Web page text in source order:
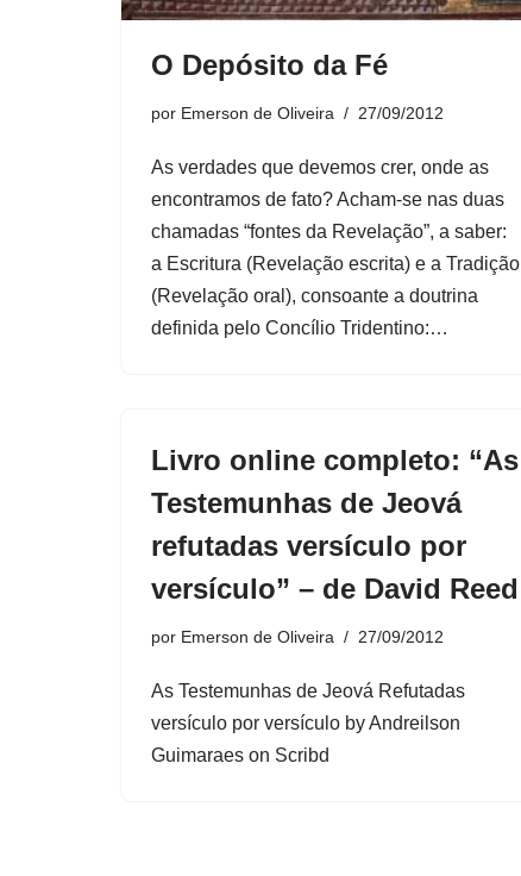
O Depósito da Fé
por Emerson de Oliveira 27/09/2012
As verdades que devemos crer, onde as
encontramos de fato? Acham-se nas duas
chamadas “fontes da Revelação”, a saber:
a Escritura (Revelação escrita) e a Tradição
(Revelação oral), consoante a doutrina
definida pelo Concílio Tridentino:…
Livro online completo: “As
Testemunhas de Jeová
refutadas versículo por
versículo” – de David Reed
por Emerson de Oliveira 27/09/2012
As Testemunhas de Jeová Refutadas
versículo por versículo by Andreilson
Guimaraes on Scribd